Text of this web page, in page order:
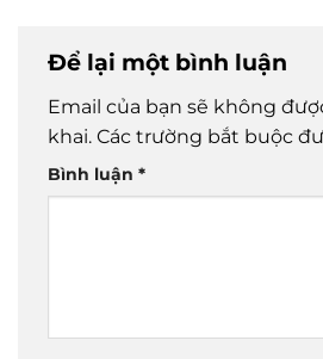
Để lại một bình luận
Email của bạn sẽ không
khai. Các trường bắt buộc
Bình luận *